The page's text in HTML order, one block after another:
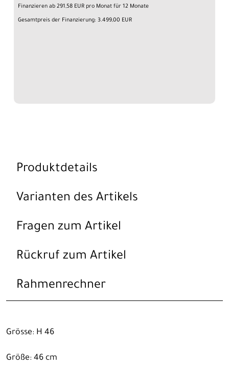
Finanzieren ab 291,58 EUR pro Monat für 12 Monate
Gesamtpreis der Finanzierung: 3.499,00 EUR
Produktdetails
Varianten des Artikels
Fragen zum Artikel
Rückruf zum Artikel
Rahmenrechner
Grösse: H 46
Größe: 46 cm